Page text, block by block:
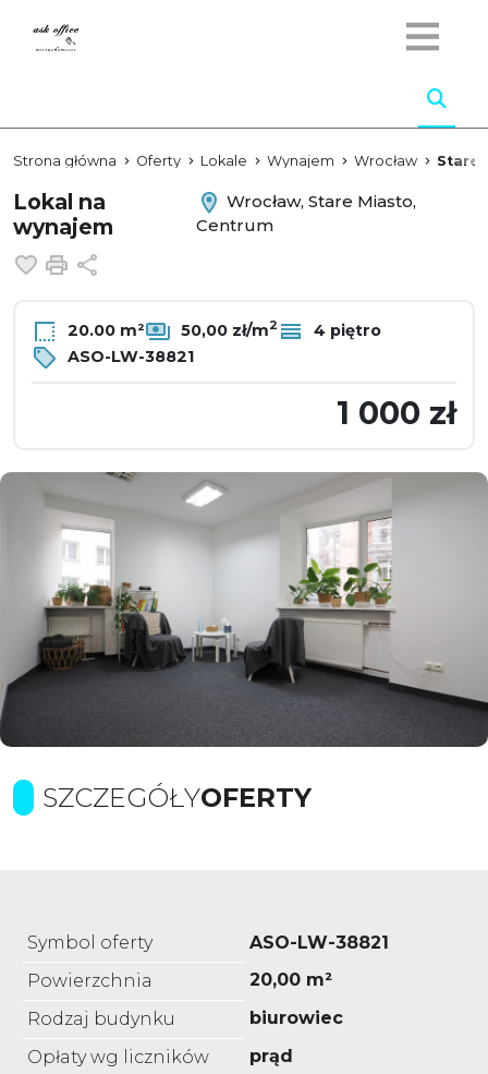
Strona główna Oferty Lokale Wynajem Wrocław Stare
Lokal na
wynajem
Wrocław, Stare Miasto,
Centrum
Dodaj do ulubionych
Drukuj
20.00 m² 50,00 zł/m2
4 piętro
ASO-LW-38821
1 000 zł
SZCZEGÓŁYOFERTY
Symbol oferty
ASO-LW-38821
Powierzchnia
20,00 m²
Rodzaj budynku
biurowiec
Opłaty wg liczników
prąd